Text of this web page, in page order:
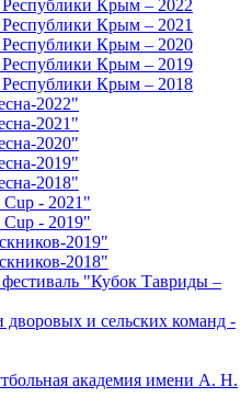
Крым – 2022
Крым – 2021
Крым – 2020
Крым – 2019
Крым – 2018
2022"
2021"
2020"
2019"
2018"
- 2021"
- 2019"
2019"
2018"
"Кубок Тавриды –
дворовых и сельских команд -
академия имени А. Н.